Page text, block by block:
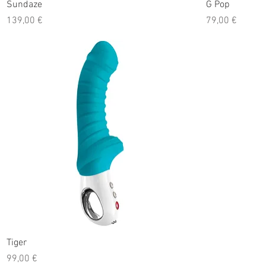
Sundaze
Prix
139,00 €
G Pop
Prix
79,00 €
Tiger
Prix
99,00 €